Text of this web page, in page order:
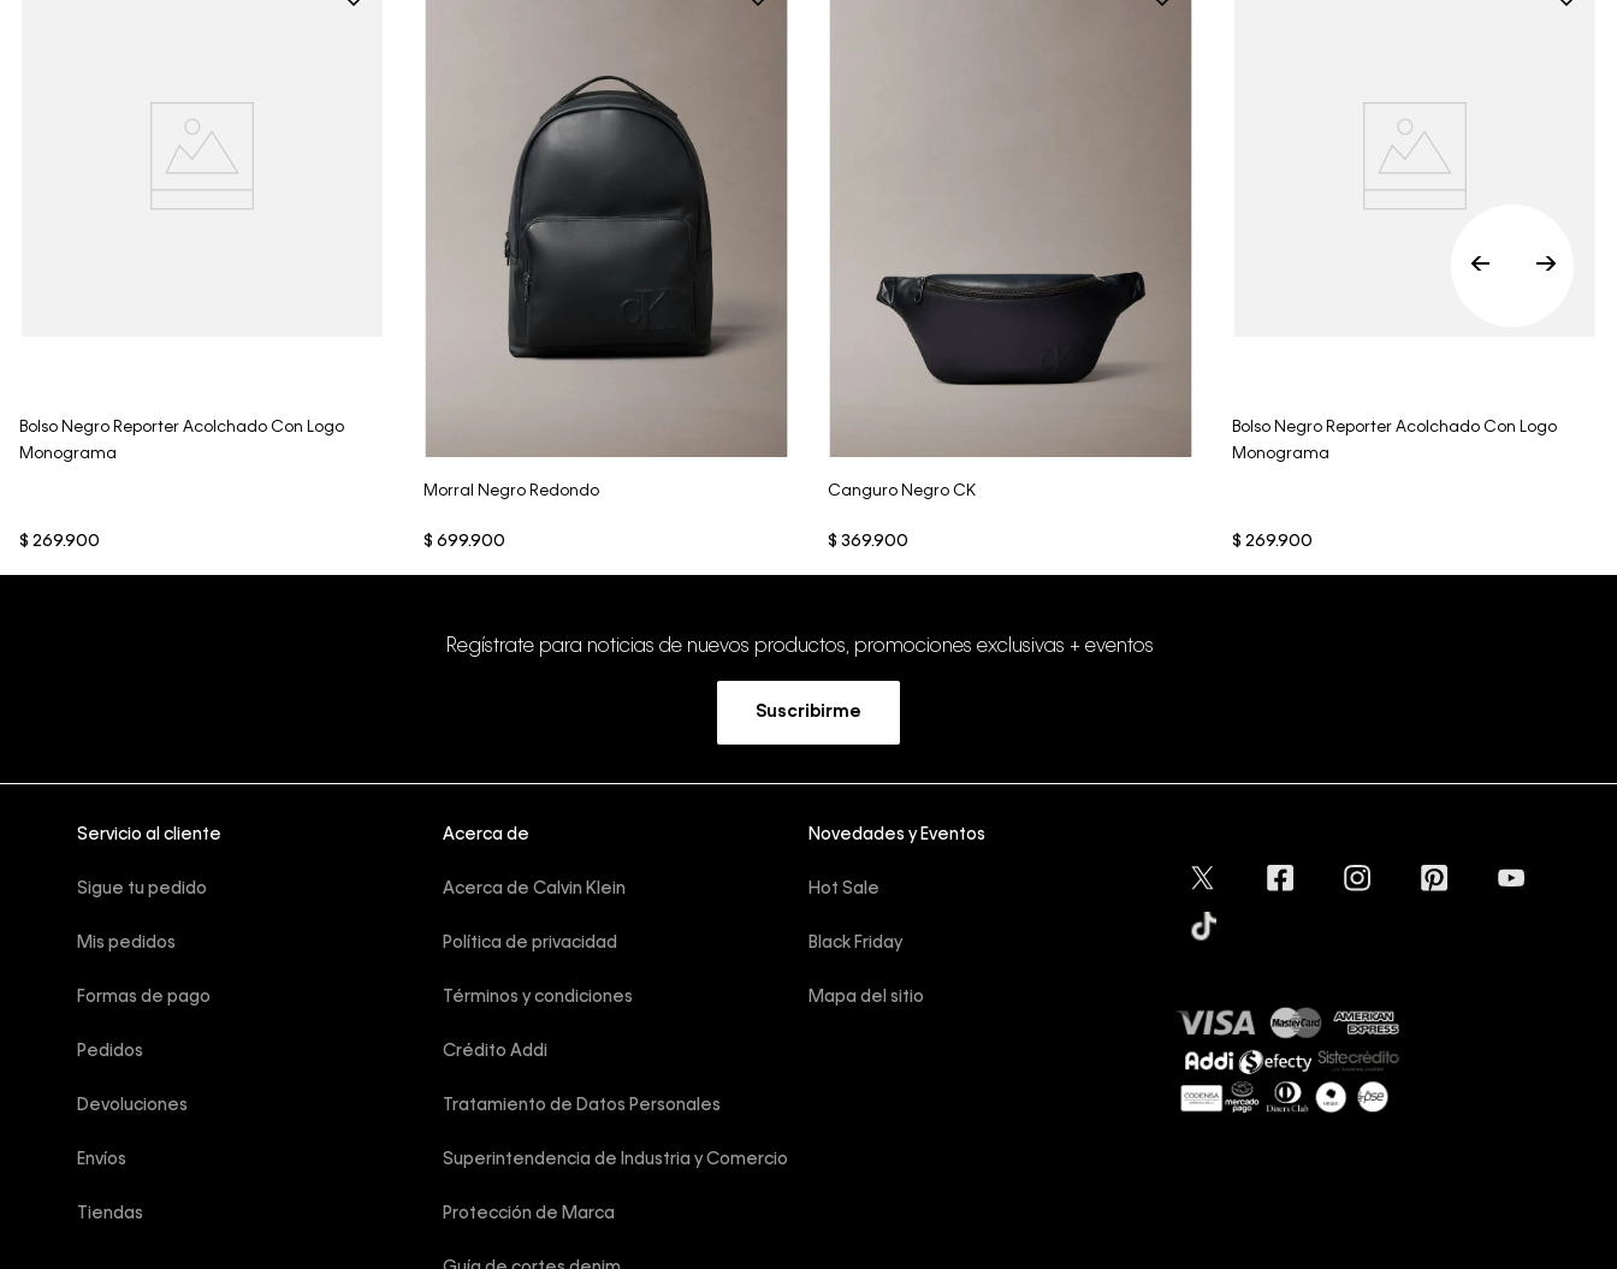
calendario tras la recepción.
devoluciones en ropa interior y trajes de
Bolso Negro Reporter Acolchado Con Logo
Monograma
$ 269.900
Morral Negro Redondo
$ 699.900
Canguro Negro CK
$ 369.900
Bolso Negro Reporter Acolchado Con Logo
Monograma
$ 269.900
Regístrate para noticias de nuevos productos, promociones exclusivas + eventos
Suscribirme
Servicio al cliente
Sigue tu pedido
Mis pedidos
Formas de pago
Pedidos
Devoluciones
Envíos
Tiendas
Acerca de
Acerca de Calvin Klein
Política de privacidad
Términos y condiciones
Crédito Addi
Tratamiento de Datos Personales
Superintendencia de Industria y Comercio
Protección de Marca
Novedades y Eventos
Hot Sale
Black Friday
Mapa del sitio